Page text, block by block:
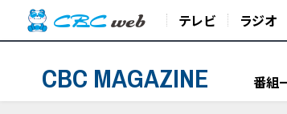
テレビ ラジオ
CBC MAGAZINE 番組